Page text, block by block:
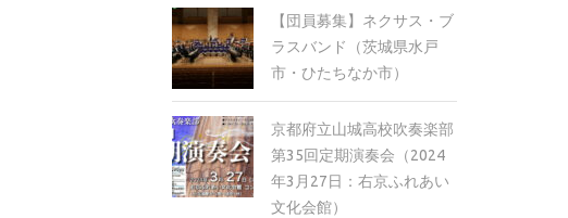
【団員募集】ネクサス・ブ
ラスバンド（茨城県水戸
市・ひたちなか市）
京都府立山城高校吹奏楽部
第35回定期演奏会（2024
年3月27日：右京ふれあい
文化会館）